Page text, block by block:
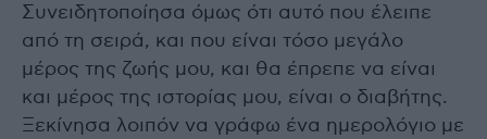
Συνειδητοποίησα όμως ότι αυτό που έλειπε
από τη σειρά, και που είναι τόσο μεγάλο
μέρος της ζωής μου, και θα έπρεπε να είναι
και μέρος της ιστορίας μου, είναι ο διαβήτης.
Ξεκίνησα λοιπόν να γράφω ένα ημερολόγιο με